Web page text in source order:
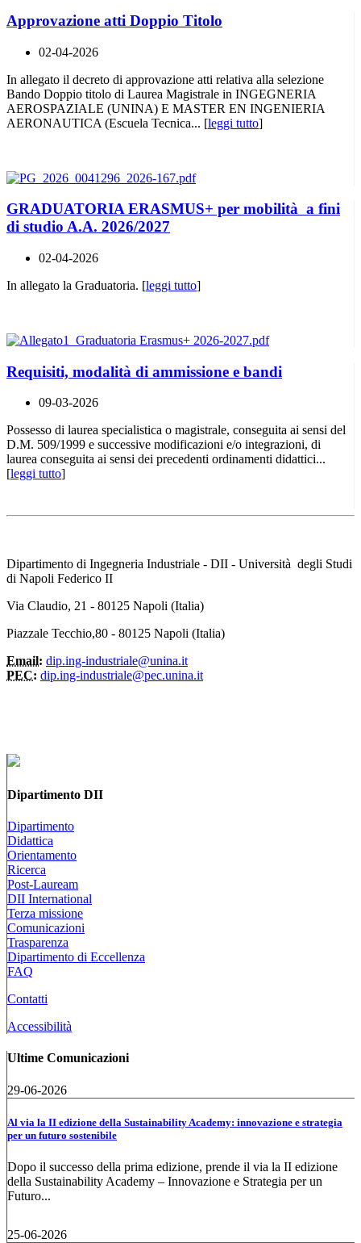
Approvazione atti Doppio Titolo
02-04-2026
In allegato il decreto di approvazione atti relativa alla selezione
Bando Doppio titolo di Laurea Magistrale in INGEGNERIA
AEROSPAZIALE (UNINA) E MASTER EN INGENIERIA
AERONAUTICA (Escuela Tecnica... [leggi tutto]
GRADUATORIA ERASMUS+ per mobilità a fini
di studio A.A. 2026/2027
02-04-2026
In allegato la Graduatoria. [leggi tutto]
Requisiti, modalità di ammissione e bandi
09-03-2026
Possesso di laurea specialistica o magistrale, conseguita ai sensi del
D.M. 509/1999 e successive modificazioni e/o integrazioni, di
laurea conseguita ai sensi dei precedenti ordinamenti didattici...
[leggi tutto]
Dipartimento di Ingegneria Industriale - DII - Università degli Studi
di Napoli Federico II
Via Claudio, 21 - 80125 Napoli (Italia)
Piazzale Tecchio,80 - 80125 Napoli (Italia)
Email: dip.ing-industriale@unina.it
PEC: dip.ing-industriale@pec.unina.it
Dipartimento DII
Dipartimento
Didattica
Orientamento
Ricerca
Post-Lauream
DII International
Terza missione
Comunicazioni
Trasparenza
Dipartimento di Eccellenza
FAQ
Contatti
Accessibilità
Ultime Comunicazioni
29-06-2026
Al via la II edizione della Sustainability Academy: innovazione e strategia
per un futuro sostenibile
Dopo il successo della prima edizione, prende il via la II edizione
della Sustainability Academy – Innovazione e Strategia per un
Futuro...
25-06-2026